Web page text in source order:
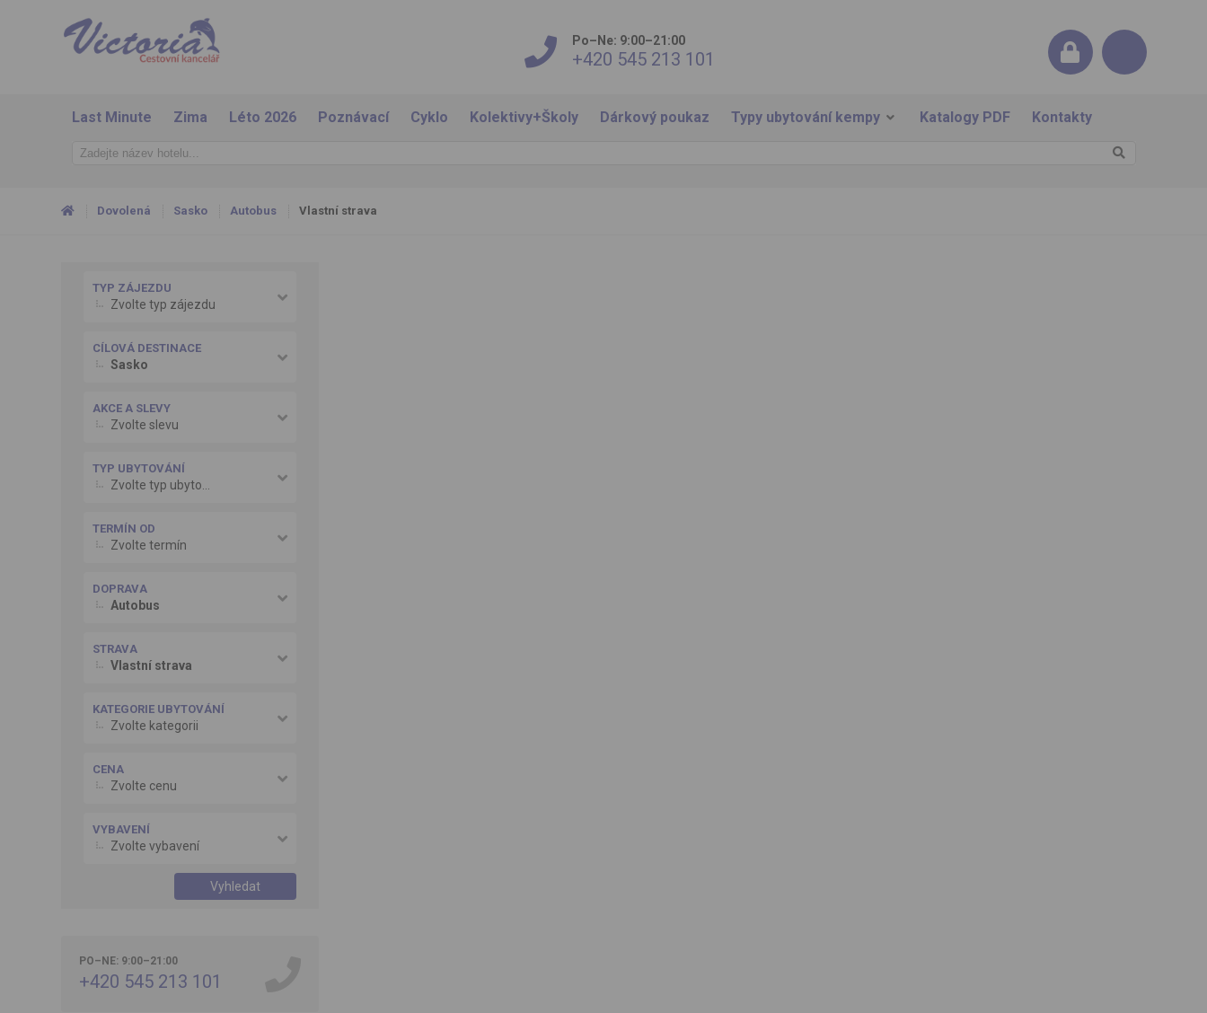
Po–Ne: 9:00–21:00
+420 545 213 101
Last Minute Zima Léto 2026 Poznávací Cyklo Kolektivy+Školy Dárkový poukaz Typy ubytování kempy Katalogy PDF Kontakty
Dovolená Sasko Autobus Vlastní strava
TYP ZÁJEZDU
Zvolte typ zájezdu
CÍLOVÁ DESTINACE
Sasko
AKCE A SLEVY
Zvolte slevu
TYP UBYTOVÁNÍ
Zvolte typ ubytování
TERMÍN OD
Zvolte termín
DOPRAVA
Autobus
STRAVA
Vlastní strava
KATEGORIE UBYTOVÁNÍ
Zvolte kategorii
CENA
Zvolte cenu
VYBAVENÍ
Zvolte vybavení
Vyhledat
PO–NE: 9:00–21:00
+420 545 213 101